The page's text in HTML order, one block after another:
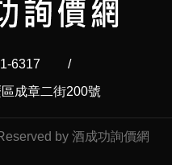
6317
/
成章二街200號
by 酒成功詢價網